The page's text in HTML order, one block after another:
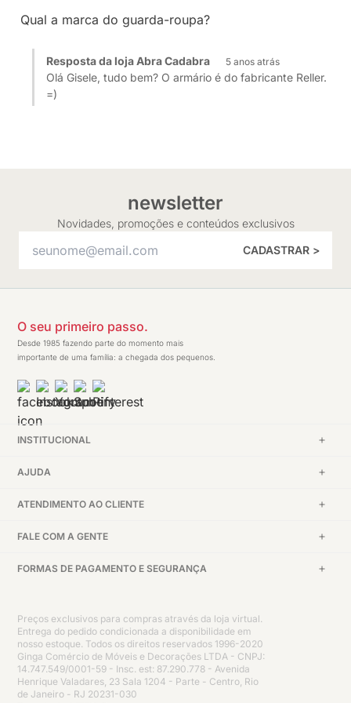
Qual a marca do guarda-roupa?
Resposta da loja Abra Cadabra 5 anos atrás
Olá Gisele, tudo bem? O armário é do fabricante Reller.
=)
newsletter
Novidades, promoções e conteúdos exclusivos
CADASTRAR >
O seu primeiro passo.
Desde 1985 fazendo parte do momento mais
importante de uma família: a chegada dos pequenos.
INSTITUCIONAL
AJUDA
ATENDIMENTO AO CLIENTE
FALE COM A GENTE
FORMAS DE PAGAMENTO E SEGURANÇA
Preços exclusivos para compras através da loja virtual.
Entrega do pedido condicionada a disponibilidade em
nosso estoque. Todos os direitos reservados 1996-2020
Ginga Comércio de Móveis e Decorações LTDA - CNPJ:
14.747.549/0001-59 - Insc. est: 87.290.778 - Avenida
Henrique Valadares, 23 Sala 1204 - Parte - Centro, Rio
de Janeiro - RJ 20231-030